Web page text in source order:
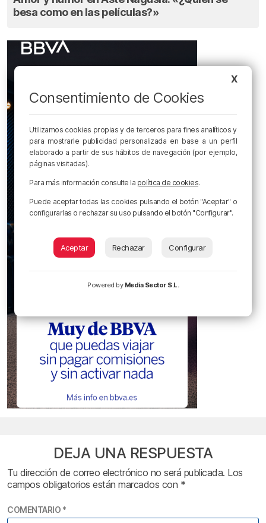
besa como en las películas?»
DEJA UNA RESPUESTA
Tu dirección de correo electrónico no será publicada. Los
campos obligatorios están marcados con *
COMENTARIO *
X
Consentimiento de Cookies
Utilizamos cookies propias y de terceros para fines analíticos y
para mostrarle publicidad personalizada en base a un perfil
elaborado a partir de sus hábitos de navegación (por ejemplo,
páginas visitadas).
Para más información consulte la política de cookies.
Puede aceptar todas las cookies pulsando el botón "Aceptar" o
configurarlas o rechazar su uso pulsando el botón "Configurar".
Aceptar Rechazar Configurar
Powered by Media Sector S.L.